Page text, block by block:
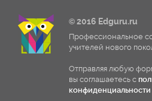
© 2016 Edguru.ru
Профессиональное
учителей нового
Отправляя любую
вы соглашаетесь с
конфиденциальности